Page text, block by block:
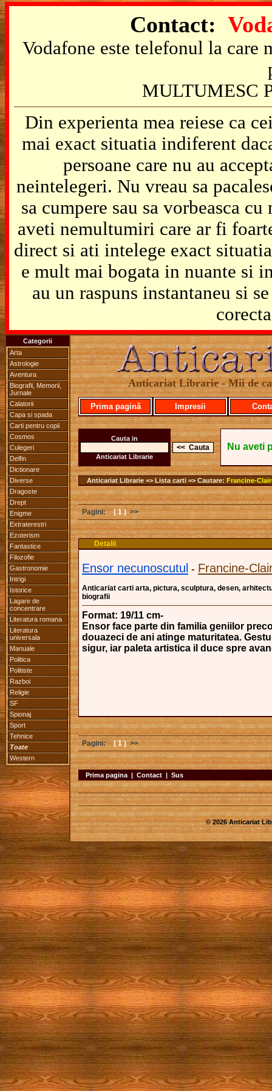
Contact:
Vodafone este telefonul la
MULTUMESC
Din experienta mea reiese ca
mai exact situatia indiferent
persoane care nu au
neintelegeri. Nu vreau sa
sa cumpere sau sa vorbeasca
aveti nemultumiri care ar fi
direct si ati intelege exact
e mult mai bogata in nuante si
au un raspuns instantaneu si
Categorii
Arta
Astrologie
Aventura
Biografii, Memorii,
Jurnale
Calatorii
Capa si spada
Carti pentru copii
Cosmos
Culegeri
Delfin
Dictionare
Diverse
Dragoste
Drept
Enigme
Extraterestri
Ezoterism
Fantastice
Filozofie
Gastronomie
Intrigi
Istorice
Lagare de
concentrare
Literatura romana
Literatura
universala
Manuale
Politica
Politiste
Razboi
Religie
SF
Spionaj
Sport
Tehnice
Toate
Western
Anticariat Librarie - Mii de
Prima pagină Impresii
Cauta in
Anticariat Librarie
Nu aveti
Anticariat Librarie => Lista carti => Cautare: Francine-
Pagini: ( 1 )>>
Detalii
Ensor necunoscutul - Francine-
Anticariat carti arta, pictura, sculptura, desen,
biografii
Format: 19/11 cm-
Ensor face parte din familia geniilor
douazeci de ani atinge maturitatea.
sigur, iar paleta artistica il duce spre
Pagini: ( 1 )>>
Prima pagina | Contact | Sus
© 2026 Anticariat